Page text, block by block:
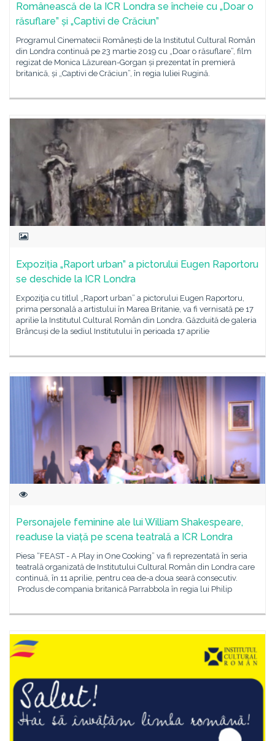
Românească de la ICR Londra se încheie cu „Doar o
răsuflare” și „Captivi de Crăciun”
Programul Cinematecii Românești de la Institutul Cultural Român
din Londra continuă pe 23 martie 2019 cu „Doar o răsuflare”, film
regizat de Monica Lăzurean-Gorgan și prezentat în premieră
britanică, și „Captivi de Crăciun”, în regia Iuliei Rugină.
Expoziția „Raport urban” a pictorului Eugen Raportoru
se deschide la ICR Londra
Expoziţia cu titlul „Raport urban” a pictorului Eugen Raportoru,
prima personală a artistului în Marea Britanie, va fi vernisată pe 17
aprilie la Institutul Cultural Român din Londra. Găzduită de galeria
Brâncuși de la sediul Institutului în perioada 17 aprilie
Personajele feminine ale lui William Shakespeare,
readuse la viață pe scena teatrală a ICR Londra
Piesa “FEAST - A Play in One Cooking” va fi reprezentată în seria
teatrală organizată de Institutului Cultural Român din Londra care
continuă, în 11 aprilie, pentru cea de-a doua seară consecutiv.
Produs de compania britanică Parrabbola în regia lui Philip